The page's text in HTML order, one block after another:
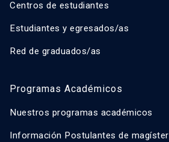
Centros de estudiantes
Estudiantes y egresados/as
Red de graduados/as
Programas Académicos
Nuestros programas académicos
Información Postulantes de magíster